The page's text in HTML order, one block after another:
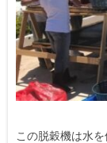
この脱穀機は水